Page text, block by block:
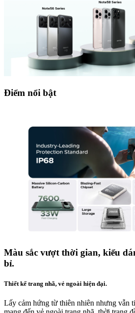
Điểm nổi bật
Màu sắc vượt thời gian, kiểu
bỉ.
Thiết kế trang nhã, vẻ ngoài hiện đại.
Lấy cảm hứng từ thiên nhiên nhưng vẫn